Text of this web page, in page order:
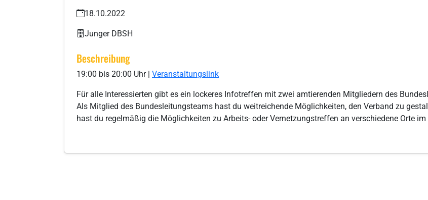
18.10.2022
Junger DBSH
Beschreibung
19:00 bis 20:00 Uhr | Veranstaltungslink
Für alle Interessierten gibt es ein lockeres Infotreffen mit zwei amtierenden Mitgliedern des
Als Mitglied des Bundesleitungsteams hast du weitreichende Möglichkeiten, den Verband zu
hast du regelmäßig die Möglichkeiten zu Arbeits- oder Vernetzungstreffen an verschiedene Orte